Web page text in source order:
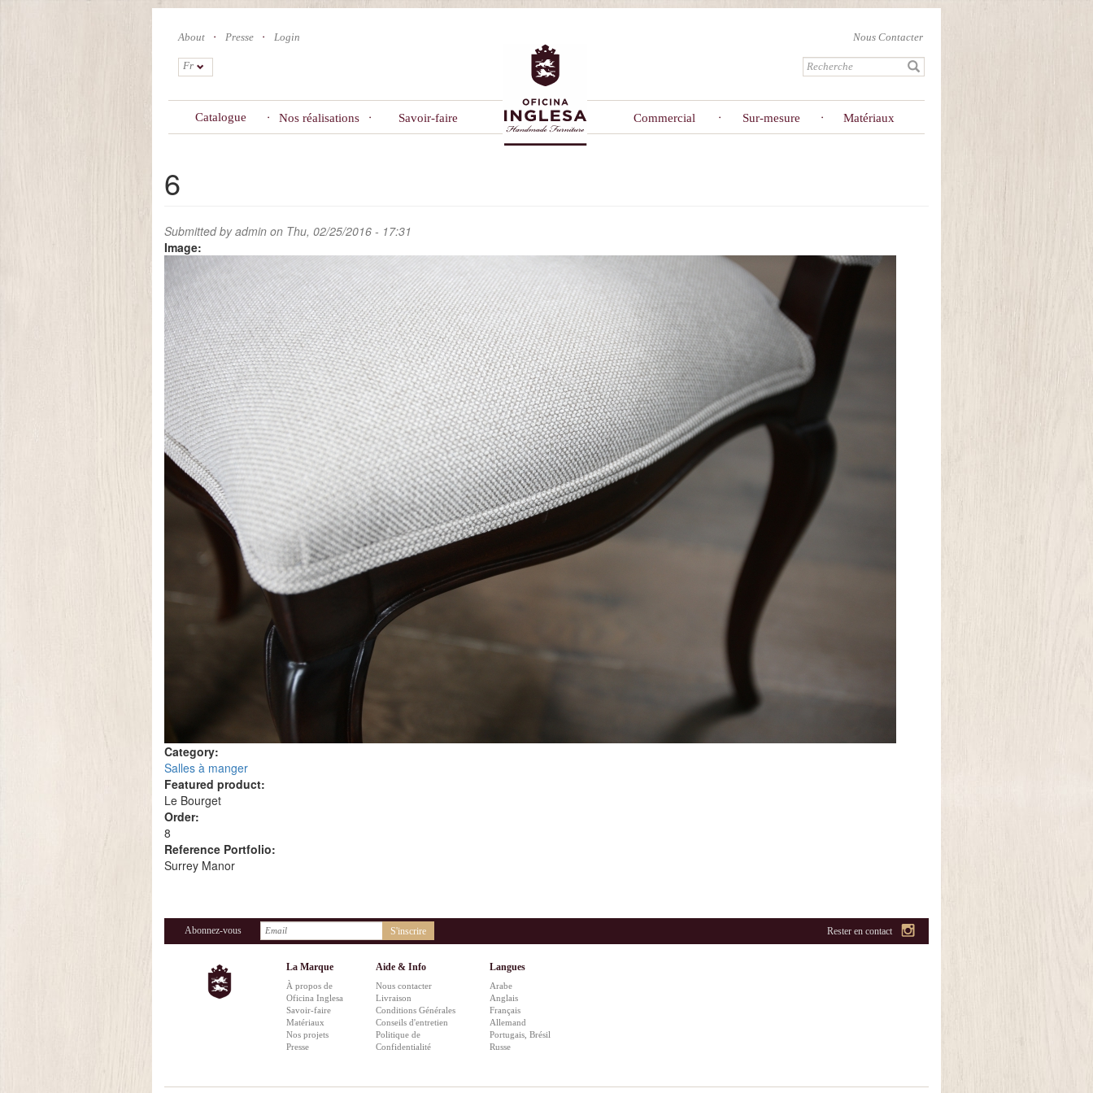
About Presse Login Nous Contacter
Fr
Catalogue Nos réalisations Savoir-faire Commercial Sur-mesure Matériaux
6
Submitted byadmin on Thu, 02/25/2016 - 17:31
Image:
Category:
Salles à manger
Featured product:
Le Bourget
Order:
8
Reference Portfolio:
Surrey Manor
Abonnez-vous S'inscrire Rester en contact
La Marque
À propos de
Oficina Inglesa
Savoir-faire
Matériaux
Nos projets
Presse
Aide & Info
Nous contacter
Livraison
Conditions Générales
Conseils d'entretien
Politique de
Confidentialité
Langues
Arabe
Anglais
Français
Allemand
Portugais, Brésil
Russe